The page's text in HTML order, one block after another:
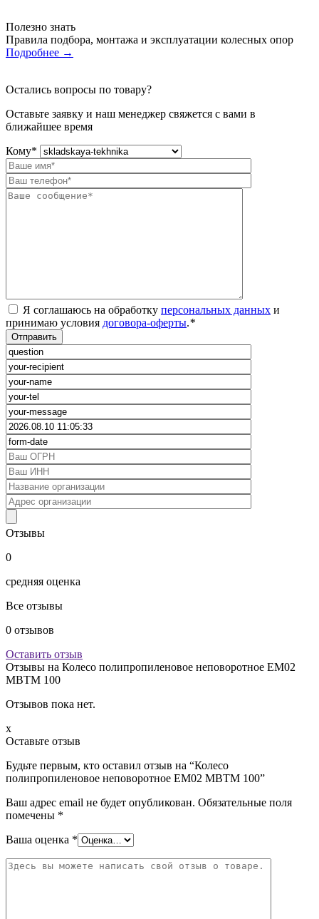
Полезно знать
Правила подбора, монтажа и эксплуатации колесных опор
Подробнее →
Остались вопросы по товару?
Оставьте заявку и наш менеджер свяжется с вами в
ближайшее время
Кому*
Я соглашаюсь на обработку персональных данных и
принимаю условия договора-оферты.*
Отзывы
0
средняя оценка
Все отзывы
0 отзывов
Оставить отзыв
Отзывы на Колесо полипропиленовое неповоротное EM02
MBTM 100
Отзывов пока нет.
x
Оставьте отзыв
Будьте первым, кто оставил отзыв на “Колесо
полипропиленовое неповоротное EM02 MBTM 100”
Ваш адрес email не будет опубликован. Обязательные поля
помечены *
Ваша оценка *